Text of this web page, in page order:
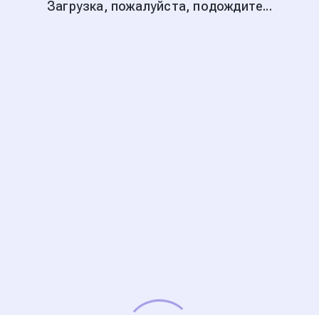
Загрузка, пожалуйста, подождите...